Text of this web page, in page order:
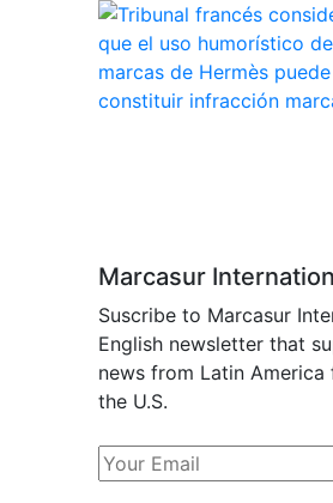
Marcasur
Suscribe to Marcasur
English newsletter that
news from Latin America
the U.S.